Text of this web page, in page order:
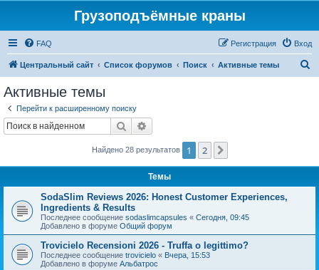
Грузоподъёмные краны
FAQ Вход
Регистрация
Центральный сайт Список форумов Поиск Активные темы
Активные темы
Перейти к расширенному поиску
Поиск
Найдено 28 результатов 1 2
Темы
SodaSlim Reviews 2026: Honest Customer Experiences,
Ingredients & Results
Последнее сообщение sodaslimcapsules « Сегодня, 09:45
Добавлено в форуме Общий форум
Trovicielo Recensioni 2026 - Truffa o legittimo?
Последнее сообщение trovicielo « Вчера, 15:53
Добавлено в форуме Альбатрос